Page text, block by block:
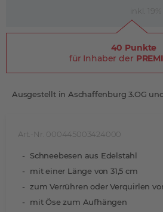
Art.-Nr. 000445003424000
Schneebesen aus Edelstahl
mit einer Länge von 31,5 cm
zum Verrühren oder Verquirlen
mit Öse zum Aufhängen
inkl.
40 Punkte
für Inhaber der
Ausgestellt in Aschaffenburg 3.OG